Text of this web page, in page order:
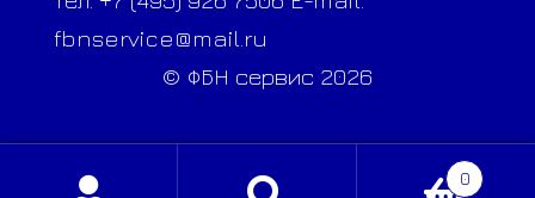
fbnservice@mail.ru
© ФБН сервис 2026
0